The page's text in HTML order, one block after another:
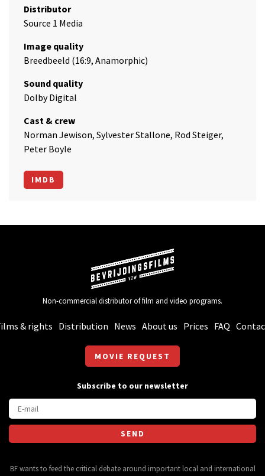
Distributor
Source 1 Media
Image quality
Breedbeeld (16:9, Anamorphic)
Sound quality
Dolby Digital
Cast & crew
Norman Jewison, Sylvester Stallone, Rod Steiger,
Peter Boyle
IMDB
Non-commercial distributor of film and video programs.
& rights Distribution News About us Prices FAQ
MOVIE REQUEST
Subscribe to our newsletter
BF wants to feed the critical debate around important local and international